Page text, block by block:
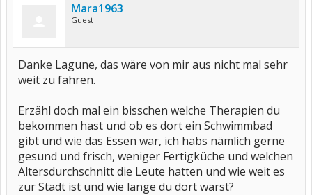
Mara1963
Guest
Danke Lagune, das wäre von mir aus nicht mal sehr
weit zu fahren.
Erzähl doch mal ein bisschen welche Therapien du
bekommen hast und ob es dort ein Schwimmbad
gibt und wie das Essen war, ich habs nämlich gerne
gesund und frisch, weniger Fertigküche und welchen
Altersdurchschnitt die Leute hatten und wie weit es
zur Stadt ist und wie lange du dort warst?